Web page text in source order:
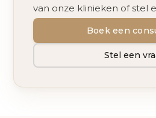
van onze klinieken of stel
Boek een
Stel een